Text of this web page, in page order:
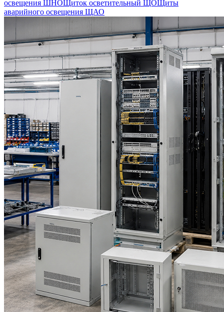
освещения ШНОЩиток осветительный ЩОЩиты
аварийного освещения ЩАО